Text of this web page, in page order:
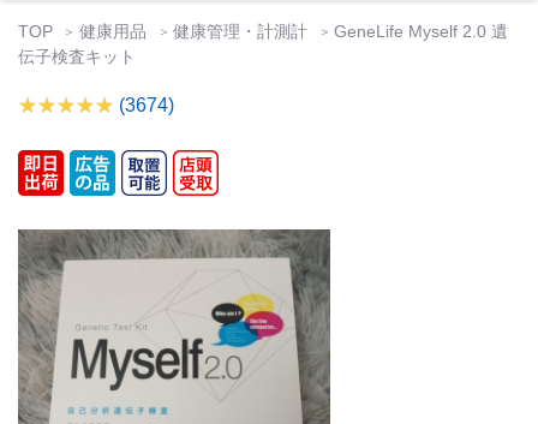
TOP 健康用品 健康管理・計測計
GeneLife Myself 2.0 遺
伝子検査キット
(3674)